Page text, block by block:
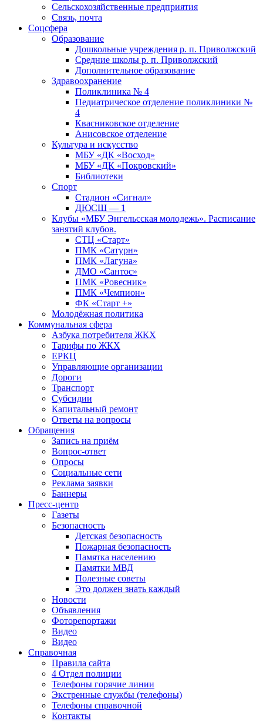
Сельскохозяйственные предприятия
Связь, почта
Соцсфера
Образование
Дошкольные учреждения р. п. Приволжский
Средние школы р. п. Приволжский
Дополнительное образование
Здравоохранение
Поликлиника № 4
Педиатрическое отделение поликлиники №
4
Квасниковское отделение
Анисовское отделение
Культура и искусство
МБУ «ДК «Восход»
МБУ «ДК «Покровский»
Библиотеки
Спорт
Стадион «Сигнал»
ДЮСШ — 1
Клубы «МБУ Энгельсская молодежь». Расписание
занятий клубов.
СТЦ «Старт»
ПМК «Сатурн»
ПМК «Лагуна»
ДМО «Сантос»
ПМК «Ровесник»
ПМК «Чемпион»
ФК «Старт +»
Молодёжная политика
Коммунальная сфера
Азбука потребителя ЖКХ
Тарифы по ЖКХ
ЕРКЦ
Управляющие организации
Дороги
Транспорт
Субсидии
Капитальный ремонт
Ответы на вопросы
Обращения
Запись на приём
Вопрос-ответ
Опросы
Социальные сети
Реклама заявки
Баннеры
Пресс-центр
Газеты
Безопасность
Детская безопасность
Пожарная безопасность
Памятка населению
Памятки МВД
Полезные советы
Это должен знать каждый
Новости
Объявления
Фоторепортажи
Видео
Видео
Справочная
Правила сайта
4 Отдел полиции
Телефоны горячие линии
Экстренные службы (телефоны)
Телефоны справочной
Контакты